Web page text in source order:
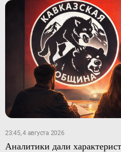
23:45, 4 августа 2026
Аналитики дали